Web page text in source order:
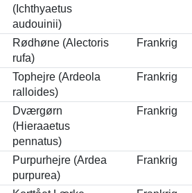
(Ichthyaetus
audouinii)
Rødhøne (Alectoris
rufa)
Frankrig
Tophejre (Ardeola
ralloides)
Frankrig
Dværgørn
(Hieraaetus
pennatus)
Frankrig
Purpurhejre (Ardea
purpurea)
Frankrig